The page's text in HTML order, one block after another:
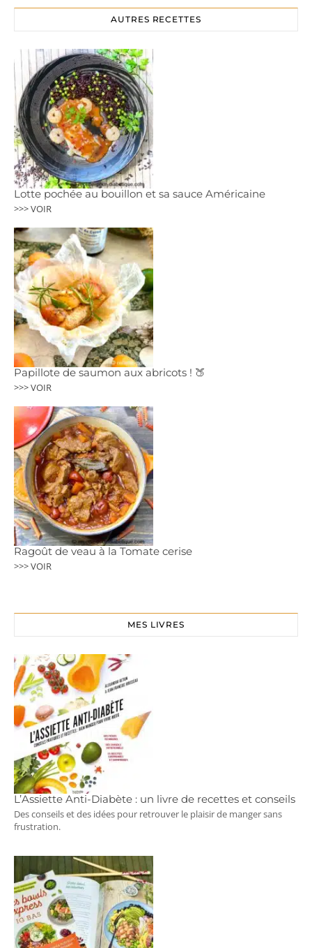
AUTRES RECETTES
Lotte pochée au bouillon et sa sauce Américaine
>>> VOIR
Papillote de saumon aux abricots ! 🍑
>>> VOIR
Ragoût de veau à la Tomate cerise
>>> VOIR
MES LIVRES
L’Assiette Anti-Diabète : un livre de recettes et conseils
Des conseils et des idées pour retrouver le plaisir de manger sans
frustration.